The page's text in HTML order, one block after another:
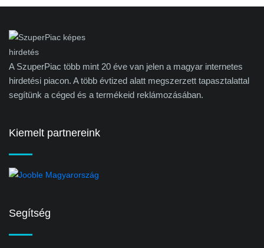
A SzuperPiac több mint 20 éve van jelen a magyar internetes
hirdetési piacon. A több évtized alatt megszerzett tapasztalattal
segítünk a céged és a termékeid reklámozásában.
Kiemelt partnereink
Segítség